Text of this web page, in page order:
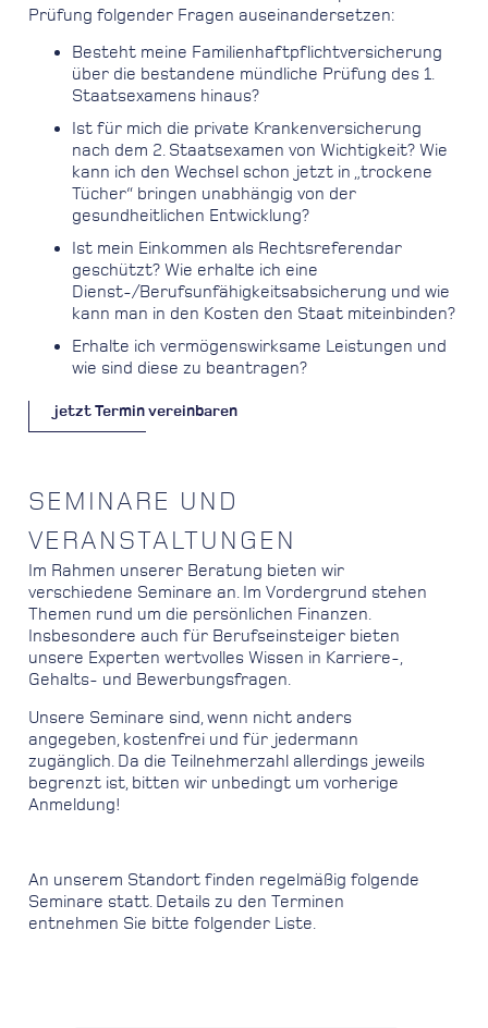
Prüfung folgender Fragen auseinandersetzen:
Besteht meine Familienhaftpflichtversicherung
über die bestandene mündliche Prüfung des 1.
Staatsexamens hinaus?
Ist für mich die private Krankenversicherung
nach dem 2. Staatsexamen von Wichtigkeit? Wie
kann ich den Wechsel schon jetzt in „trockene
Tücher“ bringen unabhängig von der
gesundheitlichen Entwicklung?
Ist mein Einkommen als Rechtsreferendar
geschützt? Wie erhalte ich eine
Dienst-/Berufsunfähigkeitsabsicherung und wie
kann man in den Kosten den Staat miteinbinden?
Erhalte ich vermögenswirksame Leistungen und
wie sind diese zu beantragen?
jetzt Termin vereinbaren
SEMINARE UND
VERANSTALTUNGEN
Im Rahmen unserer Beratung bieten wir
verschiedene Seminare an. Im Vordergrund stehen
Themen rund um die persönlichen Finanzen.
Insbesondere auch für Berufseinsteiger bieten
unsere Experten wertvolles Wissen in Karriere-,
Gehalts- und Bewerbungsfragen.
Unsere Seminare sind, wenn nicht anders
angegeben, kostenfrei und für jedermann
zugänglich. Da die Teilnehmerzahl allerdings jeweils
begrenzt ist, bitten wir unbedingt um vorherige
Anmeldung!
An unserem Standort finden regelmäßig folgende
Seminare statt. Details zu den Terminen
entnehmen Sie bitte folgender Liste.